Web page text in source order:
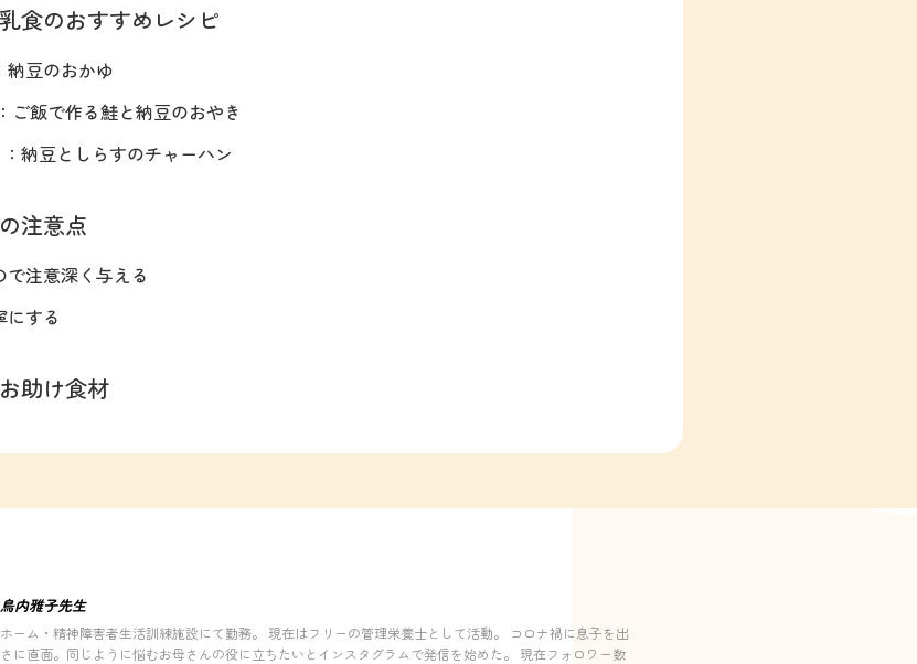
食のおすすめレシピ
納豆のおかゆ
ご飯で作る鮭と納豆のおやき
納豆としらすのチャーハン
注意点
注意深く与える
する
助け食材
内雅子先生
ーム・精神障害者生活訓練施設にて勤務。 現在はフリーの管理栄養士として活動。 コロナ禍に息子を出
に直面。同じように悩むお母さんの役に立ちたいとインスタグラムで発信を始めた。 現在フォロワー数